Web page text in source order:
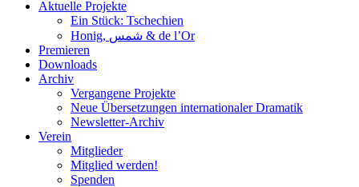
Aktuelle Projekte
Ein Stück: Tschechien
Honig, شمس & de l’Or
Premieren
Downloads
Archiv
Vergangene Projekte
Neue Übersetzungen internationaler Dramatik
Newsletter-Archiv
Verein
Mitglieder
Mitglied werden!
Spenden